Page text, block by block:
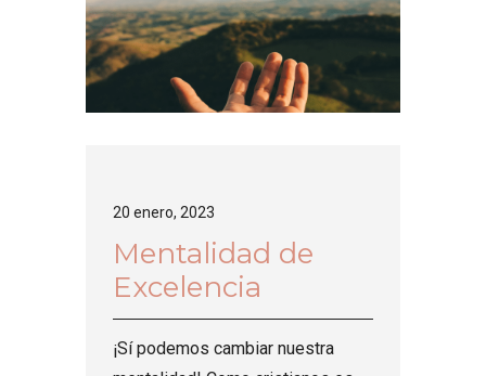
20 enero, 2023
Mentalidad de
Excelencia
¡Sí podemos cambiar nuestra